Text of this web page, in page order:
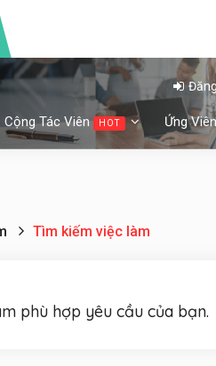
Cộng Tác Viên HOT Ứng
Tìm kiếm việc làm
phù hợp yêu cầu của bạn.